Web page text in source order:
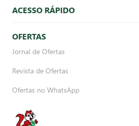
ACESSO RÁPIDO
OFERTAS
Jornal de Ofertas
Revista de Ofertas
Ofertas no WhatsApp